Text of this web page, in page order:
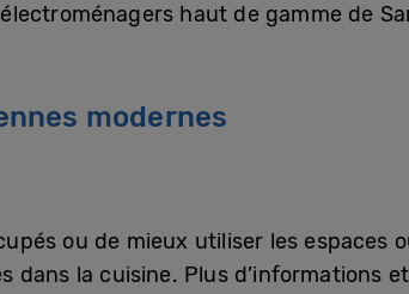
haut de gamme de
modernes
ou de mieux utiliser les espaces
la cuisine. Plus d’informations